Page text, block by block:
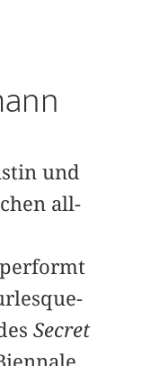
und
all-
Secret